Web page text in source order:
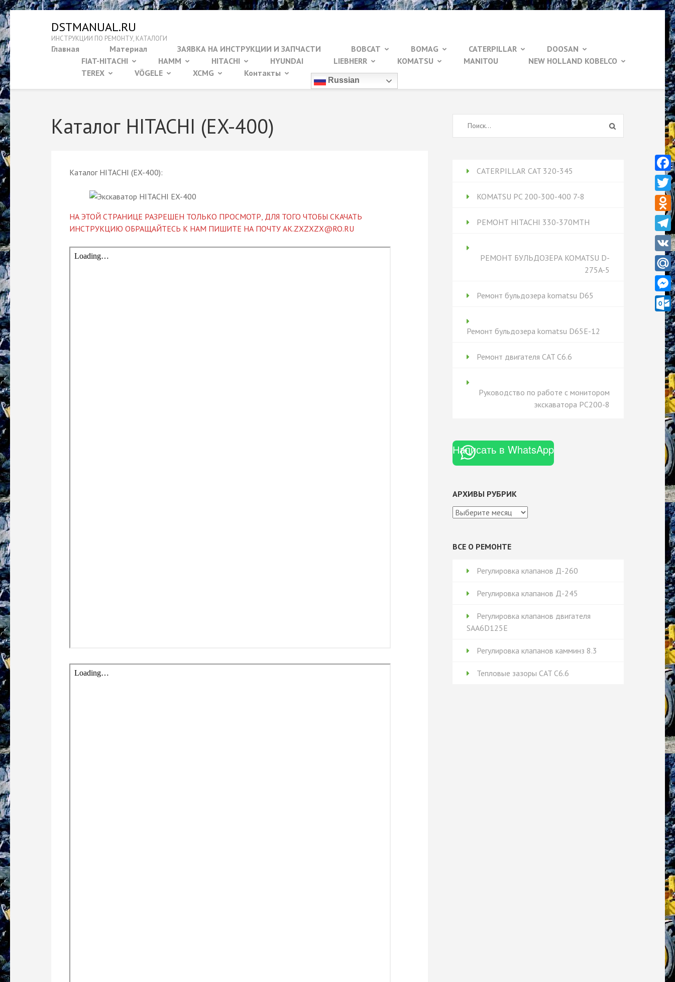
Перейти
к
содержимому
(нажмите
Enter)
DSTMANUAL.RU
ИНСТРУКЦИИ ПО РЕМОНТУ, КАТАЛОГИ
Главная Материал ЗАЯВКА НА ИНСТРУКЦИИ И ЗАПЧАСТИ BOBCAT BOMAG CATERPILLAR
DOOSAN
FIAT-HITACHI
HAMM HITACHI HYUNDAI LIEBHERR KOMATSU MANITOU
NEW HOLLAND KOBELCO
TEREX
VÖGELE XCMG Контакты
Russian
Каталог HITACHI (EX-400)
Каталог HITACHI (EX-400):
НА ЭТОЙ СТРАНИЦЕ РАЗРЕШЕН ТОЛЬКО ПРОСМОТР, ДЛЯ ТОГО ЧТОБЫ СКАЧАТЬ
ИНСТРУКЦИЮ ОБРАЩАЙТЕСЬ К НАМ ПИШИТЕ НА ПОЧТУ AK.ZXZXZX@RO.RU
Найти:
CATERPILLAR CAT 320-345
KOMATSU PC 200-300-400 7-8
РЕМОНТ HITACHI 330-370MTH
РЕМОНТ БУЛЬДОЗЕРА KOMATSU D-
275A-5
Ремонт бульдозера komatsu D65
Ремонт бульдозера komatsu D65Е-12
Ремонт двигателя CAT C6.6
Руководство по работе с монитором
экскаватора PC200-8
Написать в WhatsApp
АРХИВЫ РУБРИК
Архивы
ВСЕ О РЕМОНТЕ
Регулировка клапанов Д-260
Регулировка клапанов Д-245
Регулировка клапанов двигателя
SAA6D125E
Регулировка клапанов камминз 8.3
Тепловые зазоры CAT C6.6
VK